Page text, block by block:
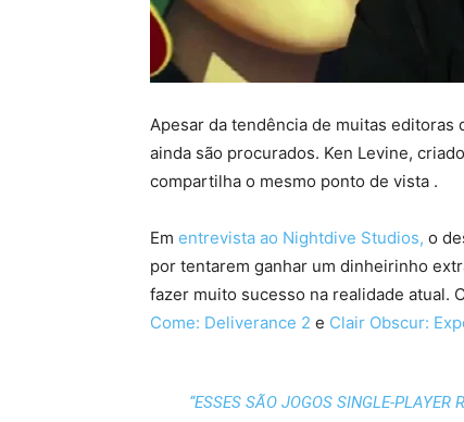
Apesar da tendência de muitas
ainda são procurados. Ken Levine,
compartilha o mesmo ponto de vista .
Em entrevista ao Nightdive Studios, o
por tentarem ganhar um dinheirinho
fazer muito sucesso na realidade atual.
Come: Deliverance 2 e Clair Obscur:
“ESSES SÃO JOGOS SINGLE-